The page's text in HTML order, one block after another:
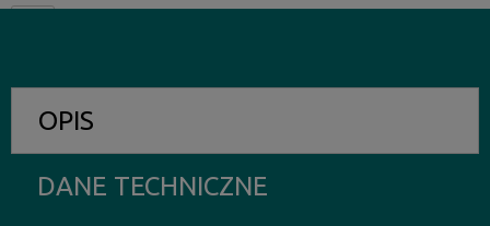
OPIS
DANE TECHNICZNE